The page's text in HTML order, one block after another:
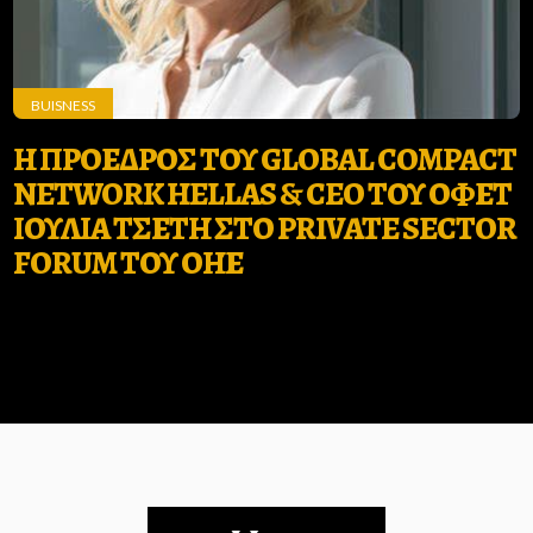
BUISNESS
Η ΠΡΟΕΔΡΟΣ ΤΟΥ GLOBAL COMPACT
NETWORK HELLAS & CEO ΤΟΥ ΟΦΕΤ
ΙΟΥΛΙΑ ΤΣΕΤΗ ΣΤΟ PRIVATE SECTOR
FORUM ΤΟΥ ΟΗΕ